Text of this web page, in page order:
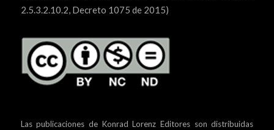
2.5.3.2.10.2, Decreto 1075 de 2015)
Las publicaciones de Konrad Lorenz Editores son distribuidas